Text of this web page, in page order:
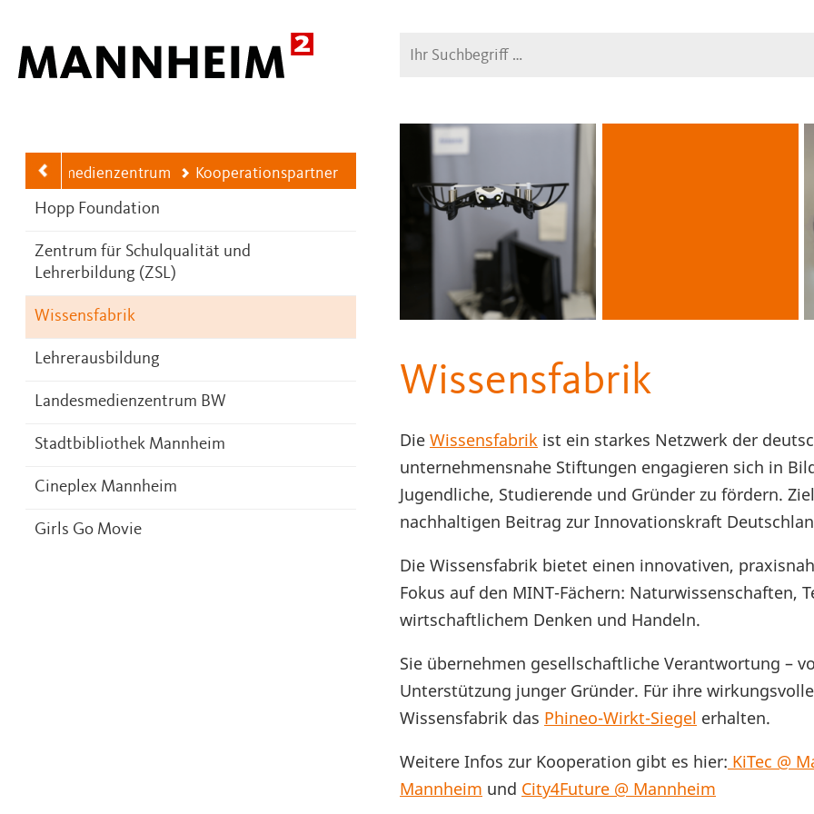
Suche
Stadtmedienzentrum Kooperationspartner
Hopp Foundation
Zentrum für Schulqualität und
Lehrerbildung (ZSL)
Wissensfabrik
Lehrerausbildung
Landesmedienzentrum BW
Stadtbibliothek Mannheim
Cineplex Mannheim
Girls Go Movie
Wissensfabrik
Die Wissensfabrik ist ein starkes Netzwerk der
unternehmensnahe Stiftungen engagieren sich in
Jugendliche, Studierende und Gründer zu fördern.
nachhaltigen Beitrag zur Innovationskraft
Die Wissensfabrik bietet einen innovativen,
Fokus auf den MINT-Fächern:
wirtschaftlichem Denken und Handeln.
Sie übernehmen gesellschaftliche Verantwortung –
Unterstützung junger Gründer. Für ihre
Wissensfabrik das Phineo-Wirkt-Siegel erhalten.
Weitere Infos zur Kooperation gibt es hier: KiTec @
Mannheim und City4Future @ Mannheim